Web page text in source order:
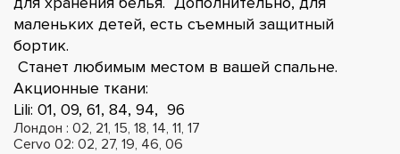
маленьких детей, есть съемный защитный
бортик.
Станет любимым местом в вашей спальне.
Акционные ткани:
Lili: 01, 09, 61, 84, 94, 96
Лондон : 02, 21, 15, 18, 14, 11, 17
Cervo 02: 02, 27, 19, 46, 06